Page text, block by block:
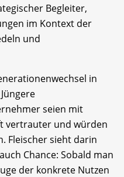
Begleiter,
im Kontext der
und
in
seien mit
vertrauter und würden
Fleischer sieht darin
Chance: Sobald man
der konkrete Nutzen